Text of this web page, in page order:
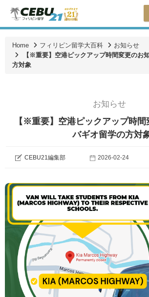
Home フィリピン留学大百科
お知らせ
【※重要】空港ピックアップ時間変更のお
方対象
お知らせ
【※重要】空港ピックアップ時
バギオ留学の方対
CEBU21編集部 2026-02-24